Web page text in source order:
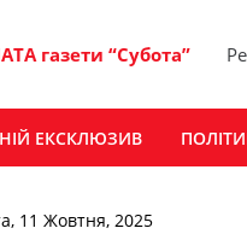
газети “Субота”
ЕКСКЛЮЗИВ
11 Жовтня, 2025